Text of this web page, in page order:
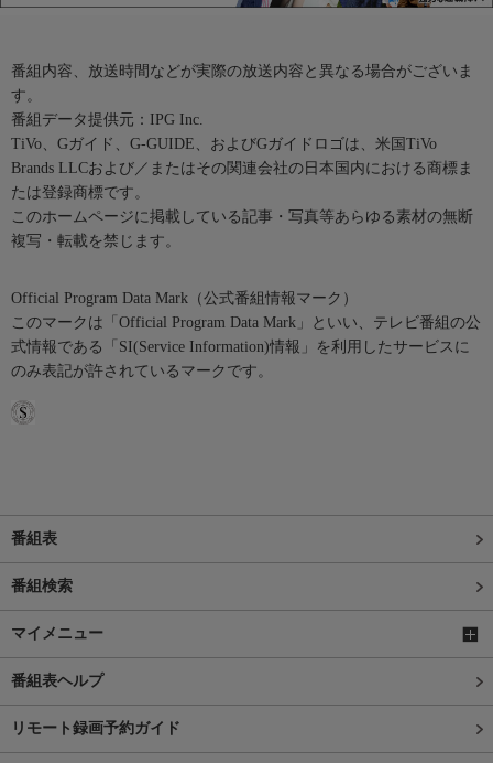
番組内容、放送時間などが実際の放送内容と異なる場合がございま
す。
番組データ提供元：IPG Inc.
TiVo、Gガイド、G-GUIDE、およびGガイドロゴは、米国TiVo
Brands LLCおよび／またはその関連会社の日本国内における商標ま
たは登録商標です。
このホームページに掲載している記事・写真等あらゆる素材の無断
複写・転載を禁じます。
Official Program Data Mark（公式番組情報マーク）
このマークは「Official Program Data Mark」といい、テレビ番組の公
式情報である「SI(Service Information)情報」を利用したサービスに
のみ表記が許されているマークです。
番組表
番組検索
マイメニュー
番組表ヘルプ
リモート録画予約ガイド